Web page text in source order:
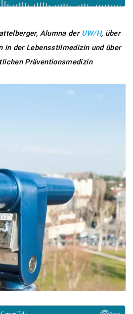
Alumna der UW/H, über
in der Lebensstilmedizin und über
Präventionsmedizin